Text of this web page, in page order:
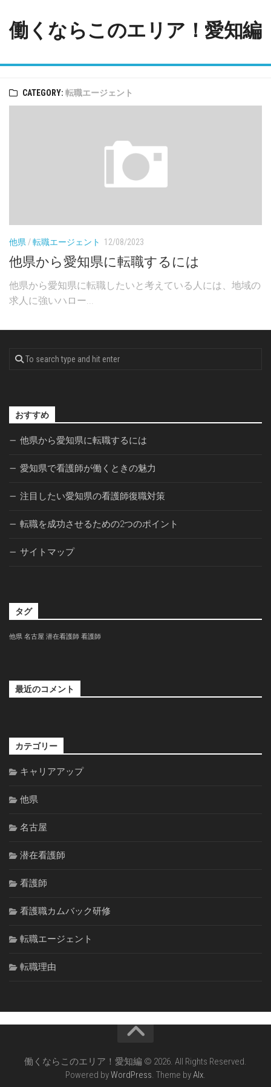
content
働くならこのエリア！愛知編
CATEGORY: 転職エージェント
他県 /転職エージェント 12/08/2023
他県から愛知県に転職するには
他県から愛知県に転職したいと考えている人には、地域の
求人に強いハロー...
おすすめ
他県から愛知県に転職するには
愛知県で看護師が働くときの魅力
注目したい愛知県の看護師復職対策
転職を成功させるための2つのポイント
サイトマップ
タグ
他県 名古屋 潜在看護師 看護師
最近のコメント
カテゴリー
キャリアアップ
他県
名古屋
潜在看護師
看護師
看護職カムバック研修
転職エージェント
転職理由
働くならこのエリア！愛知編 © 2026. All Rights Reserved.
Powered byWordPress. Theme byAlx.